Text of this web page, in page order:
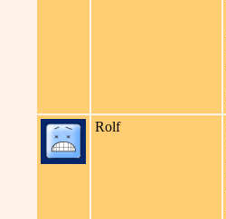
Rolf